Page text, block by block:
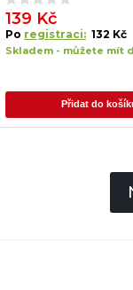
139 Kč
Po registraci: 132 Kč
Skladem - můžete mít
Přidat do